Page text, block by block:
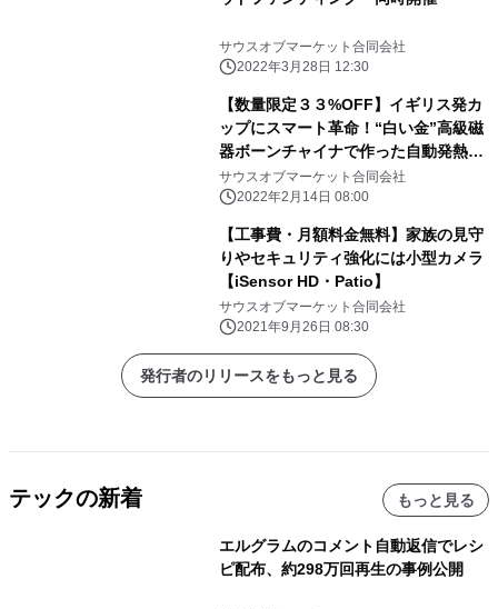
サウスオブマーケット合同会社
2022年3月28日 12:30
【数量限定３３%OFF】イギリス発カ
ップにスマート革命！“白い金”高級磁
器ボーンチャイナで作った自動発熱マ
グ
サウスオブマーケット合同会社
2022年2月14日 08:00
【工事費・月額料金無料】家族の見守
りやセキュリティ強化には小型カメラ
【iSensor HD・Patio】
サウスオブマーケット合同会社
2021年9月26日 08:30
発行者のリリースをもっと見る
テックの新着 もっと見る
エルグラムのコメント自動返信でレシ
ピ配布、約298万回再生の事例公開